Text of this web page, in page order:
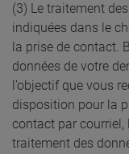
(3) Le traitement
indiquées dans le
la prise de contact.
données de votre
l’objectif que vous
disposition pour la
contact par courriel,
traitement des